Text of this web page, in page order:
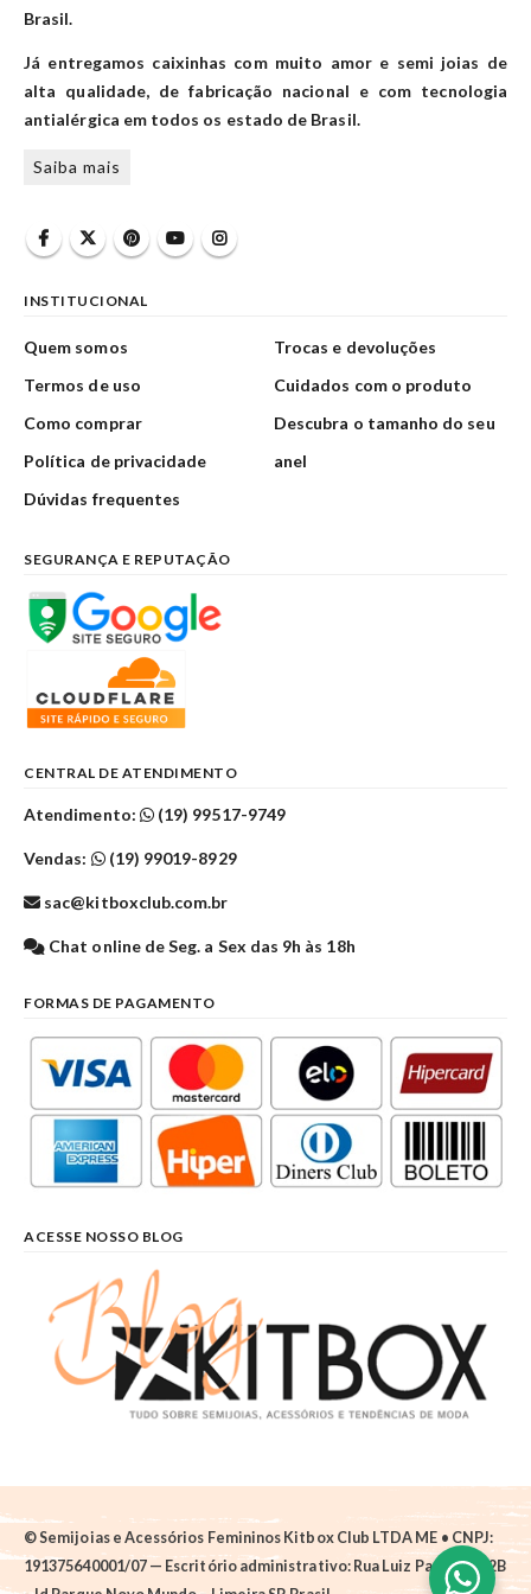
Brasil.
Já entregamos caixinhas com muito amor e semi joias de
alta qualidade, de fabricação nacional e com tecnologia
antialérgica em todos os estado de Brasil.
Saiba mais
INSTITUCIONAL
Quem somos
Termos de uso
Como comprar
Política de privacidade
Dúvidas frequentes
Trocas e devoluções
Cuidados com o produto
Descubra o tamanho do seu
anel
SEGURANÇA E REPUTAÇÃO
CENTRAL DE ATENDIMENTO
Atendimento: (19) 99517-9749
Vendas: (19) 99019-8929
sac@kitboxclub.com.br
Chat online de Seg. a Sex das 9h às 18h
FORMAS DE PAGAMENTO
ACESSE NOSSO BLOG
© Semijoias e Acessórios Femininos Kitbox Club LTDA ME • CNPJ:
191375640001/07 — Escritório administrativo: Rua Luiz Pantano, 62B